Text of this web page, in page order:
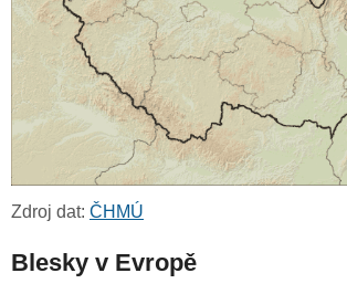
Zdroj dat: ČHMÚ
Blesky v Evropě